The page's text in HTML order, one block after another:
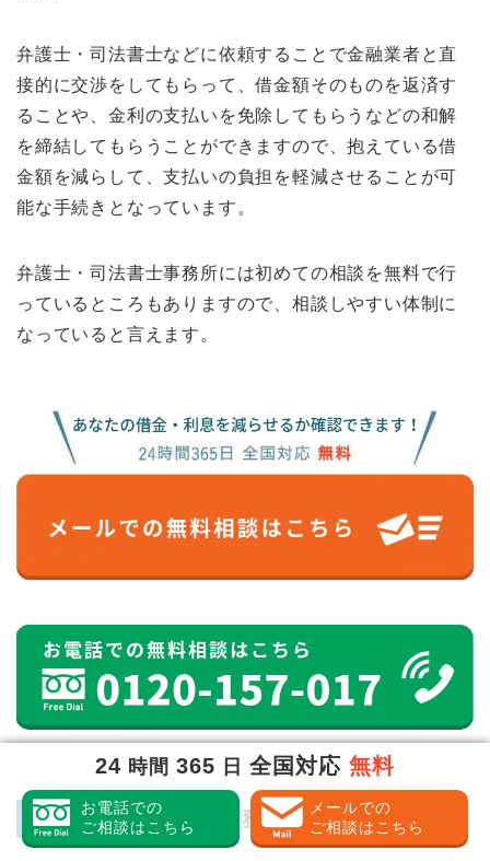
弁護士・司法書士などに依頼することで金融業者と直
接的に交渉をしてもらって、借金額そのものを返済す
ることや、金利の支払いを免除してもらうなどの和解
を締結してもらうことができますので、抱えている借
金額を減らして、支払いの負担を軽減させることが可
能な手続きとなっています。
弁護士・司法書士事務所には初めての相談を無料で行
っているところもありますので、相談しやすい体制に
なっていると言えます。
TSB債権管理回収で債務整理
24 時間 365 日 全国対応 無料
お電話での
ご相談はこちら
メールでの
ご相談はこちら